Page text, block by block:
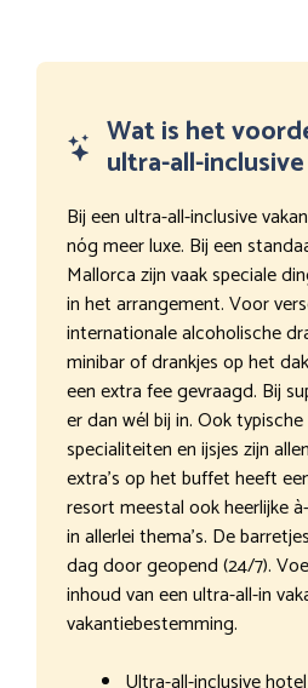
Wat is het
ultra-all-
Bij een ultra-all-inclusive
nóg meer luxe. Bij een
Mallorca zijn vaak speciale
in het arrangement. Voor
internationale alcoholische
minibar of drankjes op het
een extra fee gevraagd. Bij
er dan wél bij in. Ook
specialiteiten en ijsjes zijn
extra’s op het buffet heeft
resort meestal ook heerlijke
in allerlei thema’s. De
dag door geopend (24/7).
inhoud van een ultra-all-in
vakantiebestemming.